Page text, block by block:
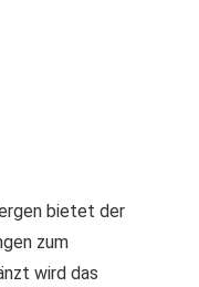
bietet der
zum
wird das